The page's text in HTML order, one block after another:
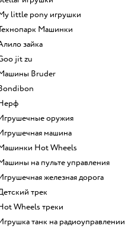
my little pony игрушки
Технопарк Машинки
Алило зайка
Goo jit zu
Машины Bruder
Bondibon
Нерф
Игрушечные оружия
Игрушечная машина
Машинки Hot Wheels
Машины на пульте управления
Игрушечная железная дорога
Детский трек
Hot Wheels треки
Игрушка танк на радиоуправлении